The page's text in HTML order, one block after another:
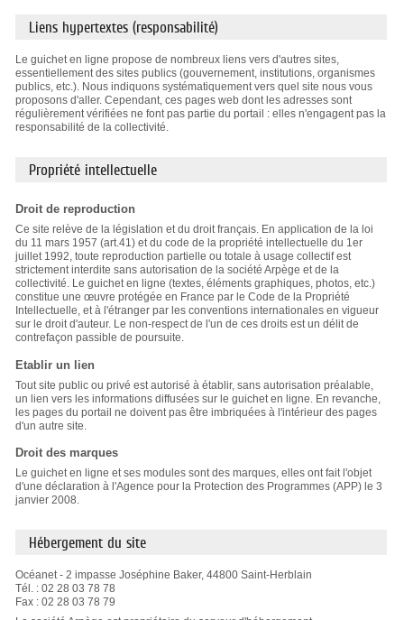
Liens hypertextes (responsabilité)
Le guichet en ligne propose de nombreux liens vers d'autres sites,
essentiellement des sites publics (gouvernement, institutions, organismes
publics, etc.). Nous indiquons systématiquement vers quel site nous vous
proposons d'aller. Cependant, ces pages web dont les adresses sont
régulièrement vérifiées ne font pas partie du portail : elles n'engagent pas la
responsabilité de la collectivité.
Propriété intellectuelle
Droit de reproduction
Ce site relève de la législation et du droit français. En application de la loi
du 11 mars 1957 (art.41) et du code de la propriété intellectuelle du 1er
juillet 1992, toute reproduction partielle ou totale à usage collectif est
strictement interdite sans autorisation de la société Arpège et de la
collectivité. Le guichet en ligne (textes, éléments graphiques, photos, etc.)
constitue une œuvre protégée en France par le Code de la Propriété
Intellectuelle, et à l'étranger par les conventions internationales en vigueur
sur le droit d'auteur. Le non-respect de l'un de ces droits est un délit de
contrefaçon passible de poursuite.
Etablir un lien
Tout site public ou privé est autorisé à établir, sans autorisation préalable,
un lien vers les informations diffusées sur le guichet en ligne. En revanche,
les pages du portail ne doivent pas être imbriquées à l'intérieur des pages
d'un autre site.
Droit des marques
Le guichet en ligne et ses modules sont des marques, elles ont fait l'objet
d'une déclaration à l'Agence pour la Protection des Programmes (APP) le 3
janvier 2008.
Hébergement du site
Océanet - 2 impasse Joséphine Baker, 44800 Saint-Herblain
Tél. : 02 28 03 78 78
Fax : 02 28 03 78 79